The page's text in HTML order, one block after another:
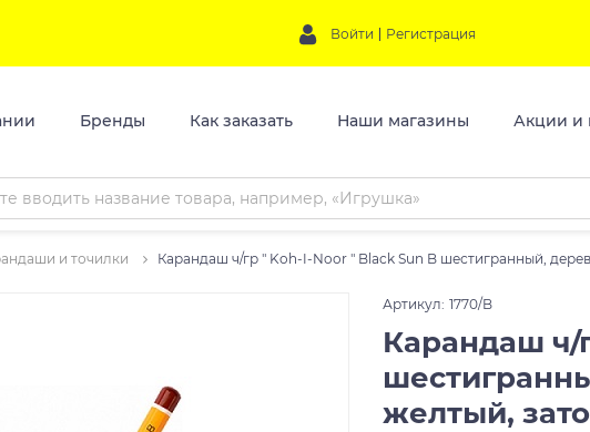
Войти Регистрация
Бренды Как заказать Наши магазины Акции и
и точилки Карандаш ч/гр " Koh-I-Noor " Black Sun B шестигранный,
Артикул: 1770/B
Карандаш ч/
желтый,